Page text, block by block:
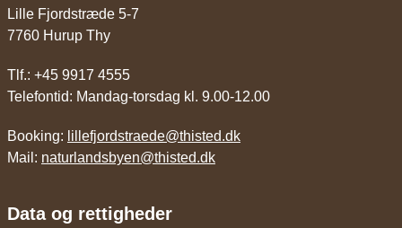
Lille Fjordstræde 5-7
7760 Hurup Thy
Tlf.: +45 9917 4555
Telefontid: Mandag-torsdag kl. 9.00-12.00
Booking: lillefjordstraede@thisted.dk
Mail: naturlandsbyen@thisted.dk
Data og rettigheder